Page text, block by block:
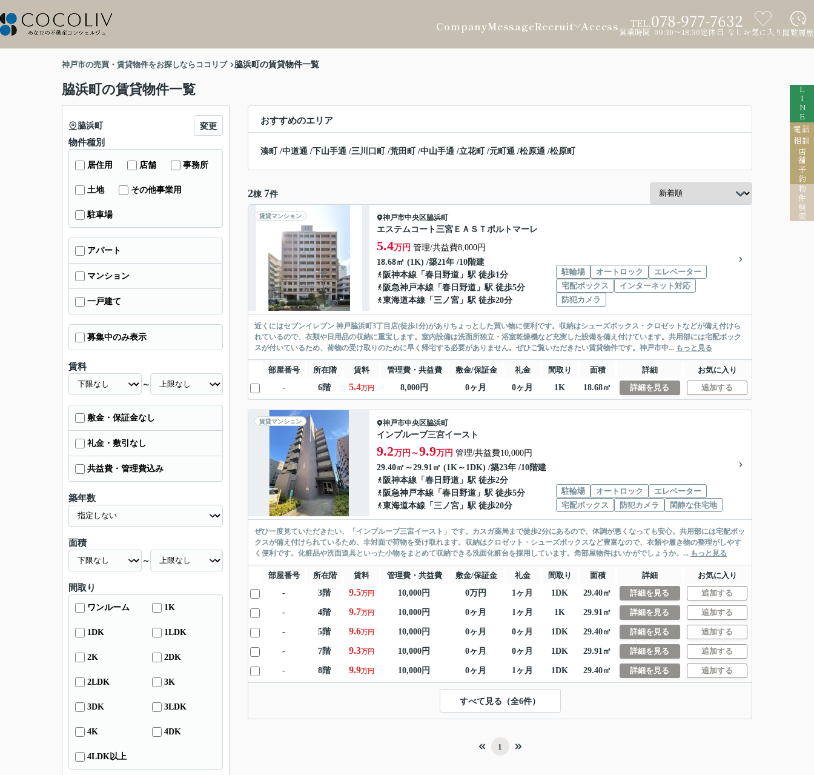
CompanyMessageRecruit Access TEL.078-977-7632
営業時間 09:30～18:30定休日 なし お気に入り 閲覧履歴
LINE
電話
相談
店舗予約
物件検索
神戸市の売買・賃貸物件をお探しならココリブ 脇浜町の賃貸物件一覧
脇浜町の賃貸物件一覧
おすすめのエリア
湊町 /中道通 /下山手通 /三川口町 /荒田町 /中山手通 /立花町 /元町通 /松原通 /松原町
2棟 7件
賃貸マンション 神戸市中央区脇浜町
エステムコート三宮ＥＡＳＴポルトマーレ
5.4万円 管理/共益費8,000円
18.68㎡ (1K) /築21年 /10階建
阪神本線 「 春日野道 」駅 徒歩1分
阪急神戸本線 「 春日野道 」駅 徒歩5分
東海道本線 「 三ノ宮 」駅 徒歩20分
駐輪場 オートロック
エレベーター
宅配ボックス
インターネット対応
防犯カメラ
近くにはセブンイレブン 神戸脇浜町3丁目店(徒歩1分)がありちょっとした買い物に便利です。収納はシューズボックス・クロゼットなどが備え付けら
れているので、衣類や日用品の収納に重宝します。室内設備は洗面所独立・浴室乾燥機など充実した設備を備え付けています。共用部には宅配ボック
スが付いているため、荷物の受け取りのために早く帰宅する必要がありません。ぜひご覧いただきたい賃貸物件です。神戸市中... もっと見る
部屋番号 所在階 賃料 管理費・共益費 敷金/保証金 礼金 間取り 面積 詳細
お気に入り
-
6階 5.4万円 8,000円 0ヶ月 0ヶ月 1K 18.68㎡ 詳細を見る 追加する
賃貸マンション 神戸市中央区脇浜町
インプルーブ三宮イースト
9.2万円～9.9万円 管理/共益費10,000円
29.40㎡～29.91㎡ (1K～1DK) /築23年 /10階建
阪神本線 「 春日野道 」駅 徒歩2分
阪急神戸本線 「 春日野道 」駅 徒歩5分
東海道本線 「 三ノ宮 」駅 徒歩20分
駐輪場 オートロック
エレベーター
宅配ボックス
防犯カメラ 閑静な住宅地
ぜひ一度見ていただきたい、「インプルーブ三宮イースト」です。カスガ薬局まで徒歩2分にあるので、体調が悪くなっても安心。共用部には宅配ボッ
クスが備え付けられているため、非対面で荷物を受け取れます。収納はクロゼット・シューズボックスなど豊富なので、衣類や履き物の整理がしやす
く便利です。化粧品や洗面道具といった小物をまとめて収納できる洗面化粧台を採用しています。角部屋物件はいかがでしょうか。... もっと見る
部屋番号 所在階 賃料 管理費・共益費 敷金/保証金 礼金 間取り 面積 詳細
お気に入り
-
3階 9.5万円 10,000円 0万円 1ヶ月 1DK 29.40㎡ 詳細を見る 追加する
- 4階 9.7万円 10,000円 0ヶ月 1ヶ月 1K 29.91㎡ 詳細を見る 追加する
- 5階 9.6万円 10,000円 0ヶ月 0ヶ月 1DK 29.40㎡ 詳細を見る 追加する
- 7階 9.3万円 10,000円 0ヶ月 0ヶ月 1DK 29.91㎡ 詳細を見る 追加する
- 8階 9.9万円 10,000円 0ヶ月 1ヶ月 1DK 29.40㎡ 詳細を見る 追加する
すべて見る（全6件）
1
脇浜町 変更
物件種別
居住用 店舗 事務所
土地 その他事業用
駐車場
アパート
マンション
一戸建て
募集中のみ表示
賃料
～
敷金・保証金なし
礼金・敷引なし
共益費・管理費込み
築年数
面積
～
間取り
ワンルーム 1K
1DK 1LDK
2K 2DK
2LDK 3K
3DK 3LDK
4K 4DK
4LDK以上